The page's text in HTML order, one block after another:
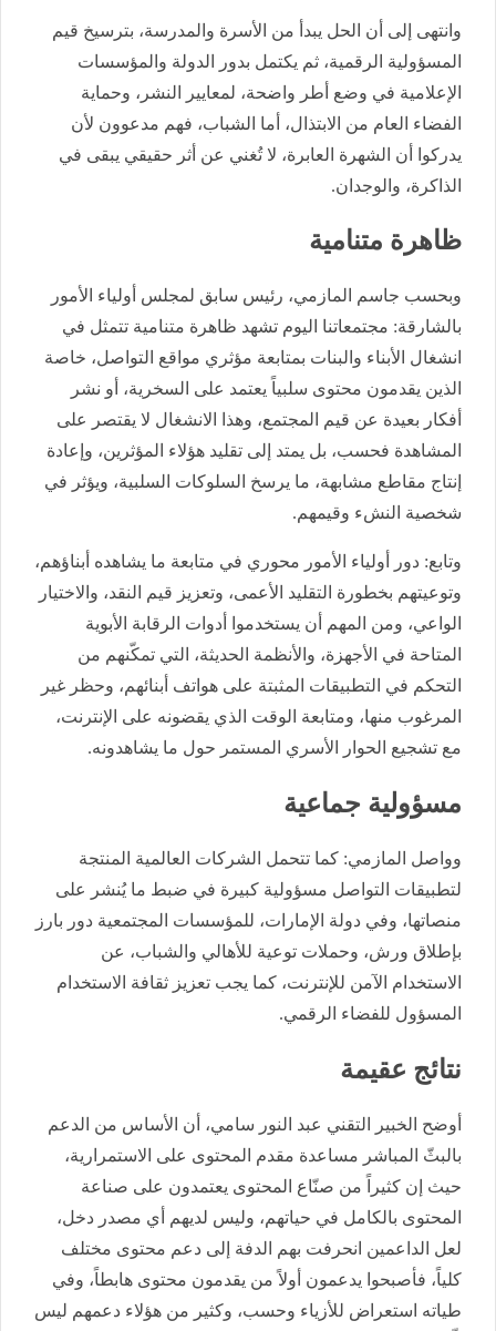
وانتهى إلى أن الحل يبدأ من الأسرة والمدرسة، بترسيخ قيم
المسؤولية الرقمية، ثم يكتمل بدور الدولة والمؤسسات
الإعلامية في وضع أطر واضحة، لمعايير النشر، وحماية
الفضاء العام من الابتذال، أما الشباب، فهم مدعوون لأن
يدركوا أن الشهرة العابرة، لا تُغني عن أثر حقيقي يبقى في
الذاكرة، والوجدان.
ظاهرة متنامية
وبحسب جاسم المازمي، رئيس سابق لمجلس أولياء الأمور
بالشارقة: مجتمعاتنا اليوم تشهد ظاهرة متنامية تتمثل في
انشغال الأبناء والبنات بمتابعة مؤثري مواقع التواصل، خاصة
الذين يقدمون محتوى سلبياً يعتمد على السخرية، أو نشر
أفكار بعيدة عن قيم المجتمع، وهذا الانشغال لا يقتصر على
المشاهدة فحسب، بل يمتد إلى تقليد هؤلاء المؤثرين، وإعادة
إنتاج مقاطع مشابهة، ما يرسخ السلوكات السلبية، ويؤثر في
شخصية النشء وقيمهم.
وتابع: دور أولياء الأمور محوري في متابعة ما يشاهده أبناؤهم،
وتوعيتهم بخطورة التقليد الأعمى، وتعزيز قيم النقد، والاختيار
الواعي، ومن المهم أن يستخدموا أدوات الرقابة الأبوية
المتاحة في الأجهزة، والأنظمة الحديثة، التي تمكّنهم من
التحكم في التطبيقات المثبتة على هواتف أبنائهم، وحظر غير
المرغوب منها، ومتابعة الوقت الذي يقضونه على الإنترنت،
مع تشجيع الحوار الأسري المستمر حول ما يشاهدونه.
مسؤولية جماعية
وواصل المازمي: كما تتحمل الشركات العالمية المنتجة
لتطبيقات التواصل مسؤولية كبيرة في ضبط ما يُنشر على
منصاتها، وفي دولة الإمارات، للمؤسسات المجتمعية دور بارز
بإطلاق ورش، وحملات توعية للأهالي والشباب، عن
الاستخدام الآمن للإنترنت، كما يجب تعزيز ثقافة الاستخدام
المسؤول للفضاء الرقمي.
نتائج عقيمة
أوضح الخبير التقني عبد النور سامي، أن الأساس من الدعم
بالبثّ المباشر مساعدة مقدم المحتوى على الاستمرارية،
حيث إن كثيراً من صنّاع المحتوى يعتمدون على صناعة
المحتوى بالكامل في حياتهم، وليس لديهم أي مصدر دخل،
لعل الداعمين انحرفت بهم الدفة إلى دعم محتوى مختلف
كلياً، فأصبحوا يدعمون أولاً من يقدمون محتوى هابطاً، وفي
طياته استعراض للأزياء وحسب، وكثير من هؤلاء دعمهم ليس